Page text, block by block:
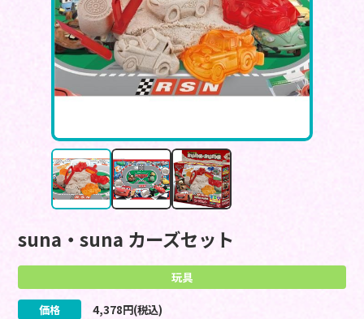
suna・suna カーズセット
玩具
価格 4,378円(税込)